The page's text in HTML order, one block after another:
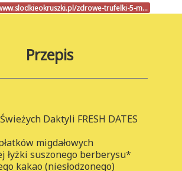
zdrowe-trufelki-5-m…
Przepis
Daktyli FRESH DATES
migdałowych
łyżki suszonego berberysu*
kakao (niesłodzonego)